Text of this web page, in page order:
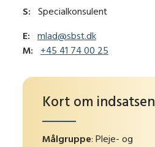
S:
Specialkonsulent
E:
mlad@sbst.dk
M:
+45 41 74 00 25
Kort om indsatsen
Målgruppe: Pleje- og